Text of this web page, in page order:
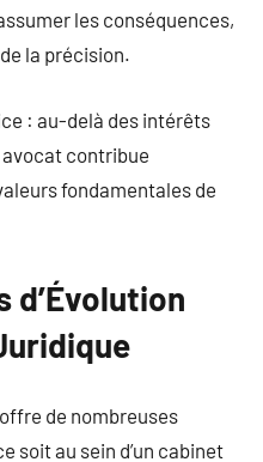
les conséquences,
la précision.
: au-delà des intérêts
contribue
fondamentales de
d’Évolution
de nombreuses
soit au sein d’un cabinet